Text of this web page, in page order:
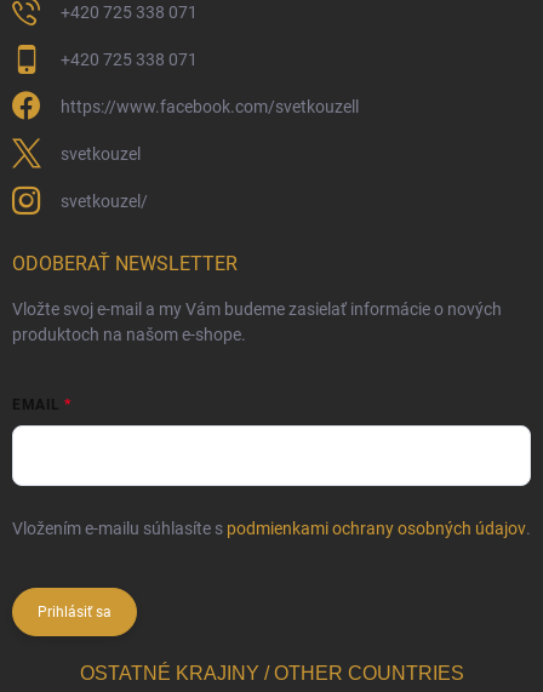
+420 725 338 071
+420 725 338 071
https://www.facebook.com/svetkouzell
svetkouzel
svetkouzel/
ODOBERAŤ NEWSLETTER
Vložte svoj e-mail a my Vám budeme zasielať informácie o nových
produktoch na našom e-shope.
EMAIL
Vložením e-mailu súhlasíte s podmienkami ochrany osobných údajov.
Prihlásiť sa
OSTATNÉ KRAJINY / OTHER COUNTRIES